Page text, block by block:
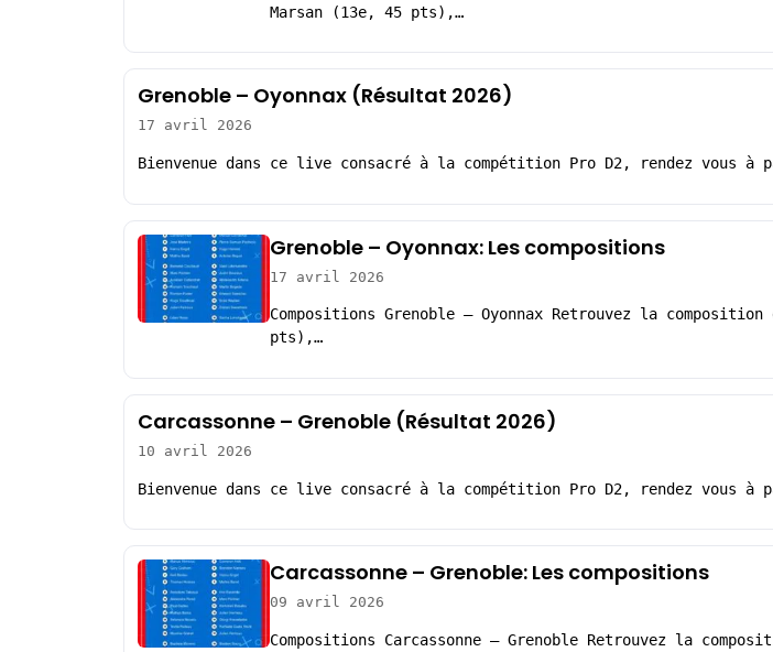
Marsan (13e, 45 pts),…
Grenoble – Oyonnax (Résultat 2026)
17 avril 2026
Bienvenue dans ce live consacré à la compétition Pro D2, rendez vous à
Grenoble – Oyonnax: Les compositions
17 avril 2026
Compositions Grenoble – Oyonnax Retrouvez la
pts),…
Carcassonne – Grenoble (Résultat 2026)
10 avril 2026
Bienvenue dans ce live consacré à la compétition Pro D2, rendez vous à
Carcassonne – Grenoble: Les compositions
09 avril 2026
Compositions Carcassonne – Grenoble Retrouvez la